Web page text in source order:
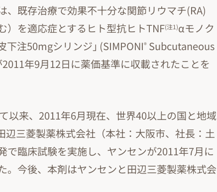
、既存治療で効果不十分な関節リウマチ(RA)
）を適応症とするヒト型抗ヒトTNF(注1)αモノク
下注50mgシリンジ｣ (SIMPONI® Subcutaneous
年9月12日に薬価基準に収載されたことを
以来、2011年6月現在、世界40以上の国と地域
辺三菱製薬株式会社（本社：大阪市、社長：土
で臨床試験を実施し、ヤンセンが2011年7月に
。今後、本剤はヤンセンと田辺三菱製薬株式会